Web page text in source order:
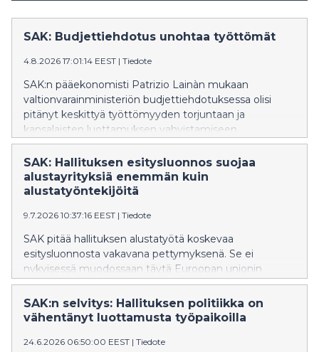
SAK: Budjettiehdotus unohtaa työttömät
4.8.2026 17:01:14 EEST | Tiedote
SAK:n pääekonomisti Patrizio Lainàn mukaan
valtionvarainministeriön budjettiehdotuksessa olisi
pitänyt keskittyä työttömyyden torjuntaan ja
kansalaisten luottamuksen vahvistamiseen.
SAK: Hallituksen esitysluonnos suojaa
alustayrityksiä enemmän kuin
alustatyöntekijöitä
9.7.2026 10:37:16 EEST | Tiedote
SAK pitää hallituksen alustatyötä koskevaa
esitysluonnosta vakavana pettymyksenä. Se ei
nykyisessä muodossaan täytä Euroopan unionin
alustatyödirektiivin alkuperäistä tarkoitusta eli
alustatyöntekijöiden työehtojen ja työolojen
parantamista.
SAK:n selvitys: Hallituksen politiikka on
vähentänyt luottamusta työpaikoilla
24.6.2026 06:50:00 EEST | Tiedote